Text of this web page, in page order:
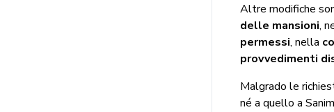
Altre modifiche
delle mansioni,
permessi, nella
provvedimenti
Malgrado le
né a quello a